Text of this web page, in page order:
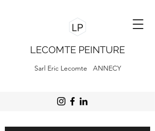
LECOMTE PEINTURE
Sarl Eric Lecomte ANNECY